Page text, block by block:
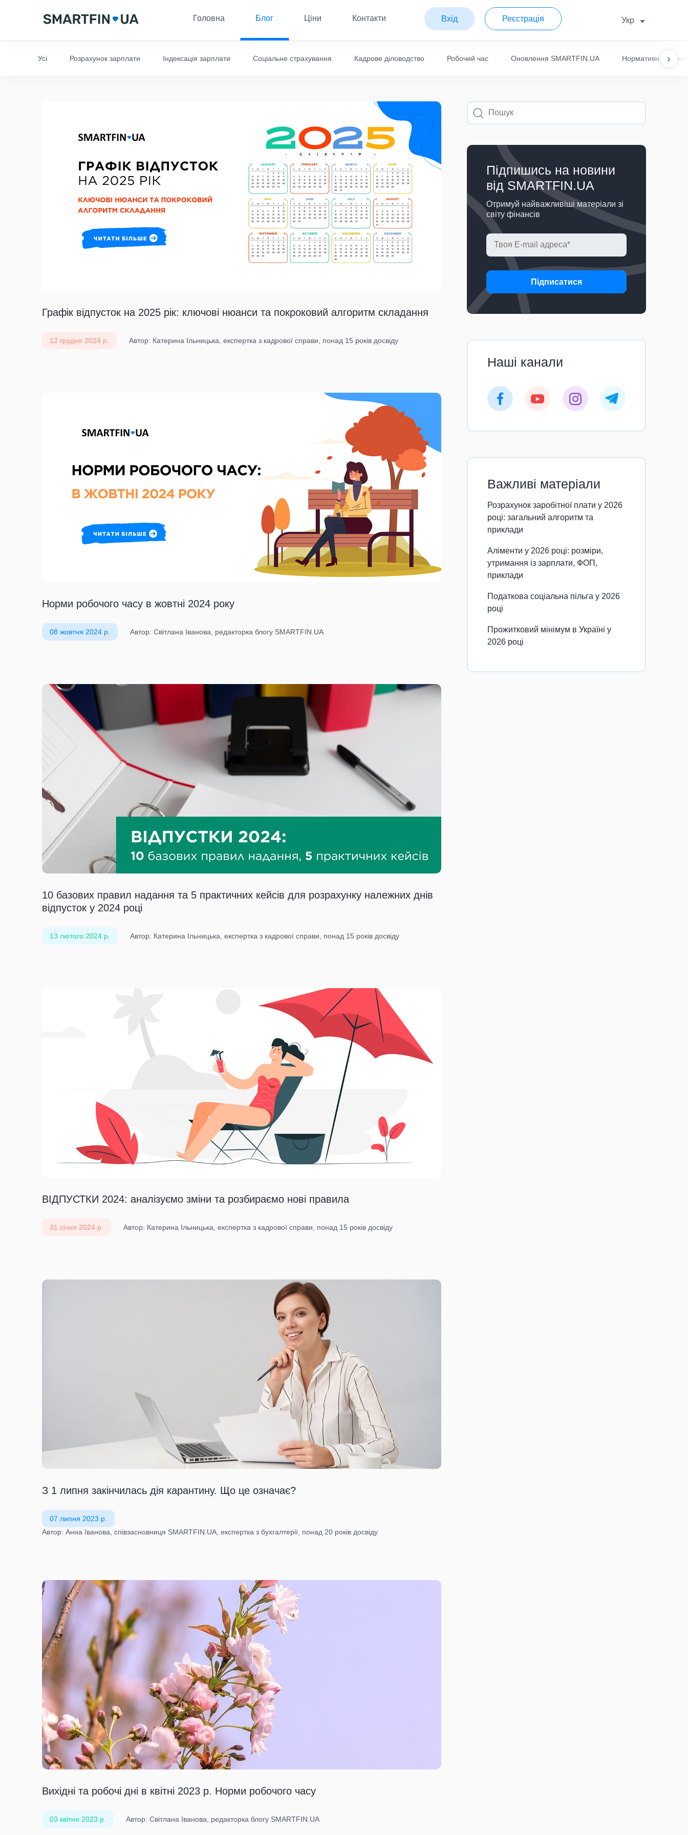
Головна Блог Ціни Контакти Вхід Реєстрація Укр
›
Усі Розрахунок зарплати Індексація зарплати Соціальне страхування Кадрове діловодство Робочий час Оновлення SMARTFIN.UA Нормативні
Графік відпусток на 2025 рік: ключові нюанси та покроковий алгоритм складання
12 грудня 2024 р. Автор: Катерина Ільницька, експертка з кадрової справи, понад 15 років досвіду
Норми робочого часу в жовтні 2024 року
08 жовтня 2024 р. Автор: Світлана Іванова, редакторка блогу SMARTFIN.UA
10 базових правил надання та 5 практичних кейсів для розрахунку належних днів
відпусток у 2024 році
13 лютого 2024 р. Автор: Катерина Ільницька, експертка з кадрової справи, понад 15 років досвіду
ВІДПУСТКИ 2024: аналізуємо зміни та розбираємо нові правила
31 січня 2024 р. Автор: Катерина Ільницька, експертка з кадрової справи, понад 15 років досвіду
З 1 липня закінчилась дія карантину. Що це означає?
07 липня 2023 р.
Автор: Анна Іванова, співзасновниця SMARTFIN.UA, експертка з бухгалтерії, понад 20 років досвіду
Вихідні та робочі дні в квітні 2023 р. Норми робочого часу
03 квітня 2023 р. Автор: Світлана Іванова, редакторка блогу SMARTFIN.UA
Підпишись на новини
вiд SMARTFIN.UA
Отримуй найважливіші матеріали зi
світу фінансів
Підписатися
Наші канали
Важливі матеріали
Розрахунок заробітної плати у 2026
році: загальний алгоритм та
приклади
Аліменти у 2026 році: розміри,
утримання із зарплати, ФОП,
приклади
Податкова соціальна пільга у 2026
році
Прожитковий мінімум в Україні у
2026 році